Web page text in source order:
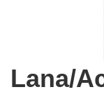
Lana/